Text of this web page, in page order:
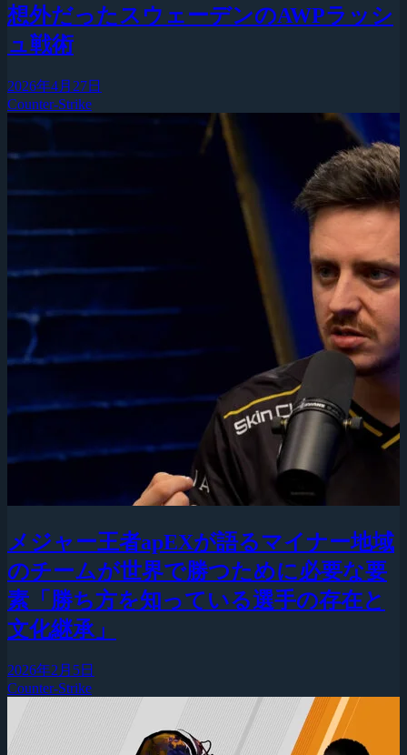
想外だったスウェーデンのAWPラッシ
ュ戦術
2026年4月27日
Counter-Strike
メジャー王者apEXが語るマイナー地域
のチームが世界で勝つために必要な要
素「勝ち方を知っている選手の存在と
文化継承」
2026年2月5日
Counter-Strike